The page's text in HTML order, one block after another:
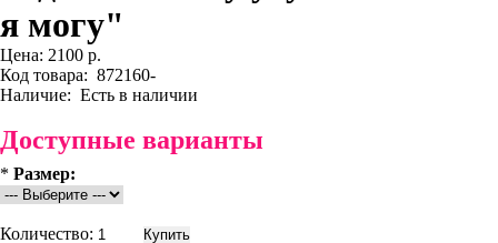
я могу"
Цена: 2100 р.
Код товара: 872160-
Наличие: Есть в наличии
Доступные варианты
* Размер:
Количество: